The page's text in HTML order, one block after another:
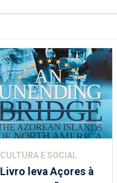
CULTURA E SOCIAL
Livro leva Açores à